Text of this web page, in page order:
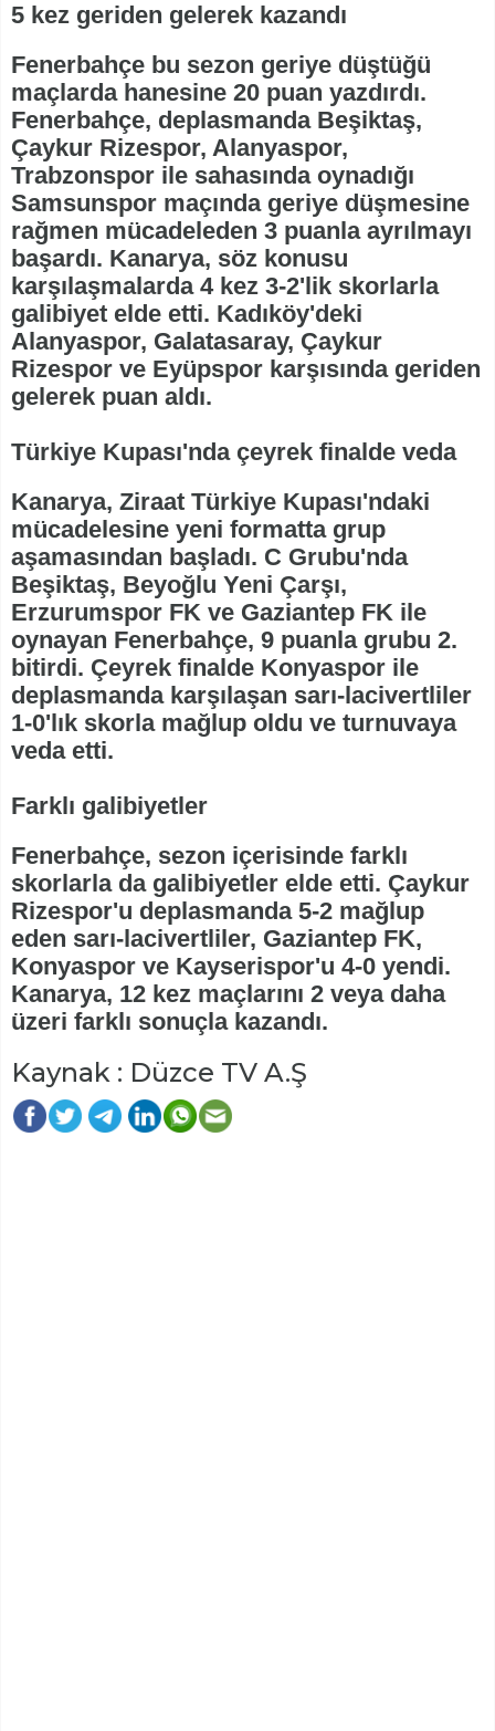
5 kez geriden gelerek kazandı
Fenerbahçe bu sezon geriye düştüğü
maçlarda hanesine 20 puan yazdırdı.
Fenerbahçe, deplasmanda Beşiktaş,
Çaykur Rizespor, Alanyaspor,
Trabzonspor ile sahasında oynadığı
Samsunspor maçında geriye düşmesine
rağmen mücadeleden 3 puanla ayrılmayı
başardı. Kanarya, söz konusu
karşılaşmalarda 4 kez 3-2'lik skorlarla
galibiyet elde etti. Kadıköy'deki
Alanyaspor, Galatasaray, Çaykur
Rizespor ve Eyüpspor karşısında geriden
gelerek puan aldı.
Türkiye Kupası'nda çeyrek finalde veda
Kanarya, Ziraat Türkiye Kupası'ndaki
mücadelesine yeni formatta grup
aşamasından başladı. C Grubu'nda
Beşiktaş, Beyoğlu Yeni Çarşı,
Erzurumspor FK ve Gaziantep FK ile
oynayan Fenerbahçe, 9 puanla grubu 2.
bitirdi. Çeyrek finalde Konyaspor ile
deplasmanda karşılaşan sarı-lacivertliler
1-0'lık skorla mağlup oldu ve turnuvaya
veda etti.
Farklı galibiyetler
Fenerbahçe, sezon içerisinde farklı
skorlarla da galibiyetler elde etti. Çaykur
Rizespor'u deplasmanda 5-2 mağlup
eden sarı-lacivertliler, Gaziantep FK,
Konyaspor ve Kayserispor'u 4-0 yendi.
Kanarya, 12 kez maçlarını 2 veya daha
üzeri farklı sonuçla kazandı.
Kaynak : Düzce TV A.Ş